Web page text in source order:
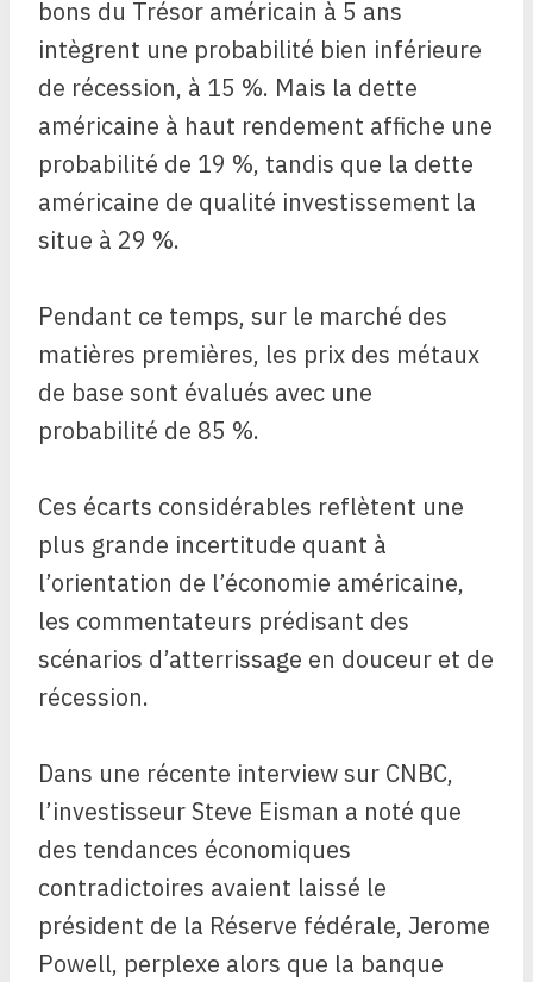
bons du Trésor américain à 5 ans
intègrent une probabilité bien inférieure
de récession, à 15 %. Mais la dette
américaine à haut rendement affiche une
probabilité de 19 %, tandis que la dette
américaine de qualité investissement la
situe à 29 %.
Pendant ce temps, sur le marché des
matières premières, les prix des métaux
de base sont évalués avec une
probabilité de 85 %.
Ces écarts considérables reflètent une
plus grande incertitude quant à
l’orientation de l’économie américaine,
les commentateurs prédisant des
scénarios d’atterrissage en douceur et de
récession.
Dans une récente interview sur CNBC,
l’investisseur Steve Eisman a noté que
des tendances économiques
contradictoires avaient laissé le
président de la Réserve fédérale, Jerome
Powell, perplexe alors que la banque